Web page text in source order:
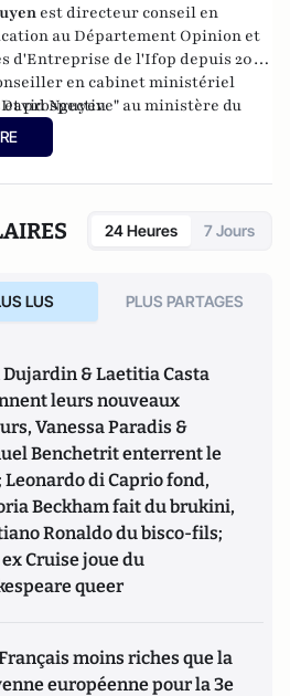
est directeur conseil en
au Département Opinion et
d'Entreprise de l'Ifop depuis 2017.
en cabinet ministériel
et prospective" au ministère du
2017) et au ministère de
(2015-2016). David Nguyen a
diplômé de Sciences-Po Paris.
David Nguyen
24 Heures 7 Jours
LUS PLUS PARTAGES
Dujardin & Laetitia Casta
leurs nouveaux
Vanessa Paradis &
Benchetrit enterrent le
Leonardo di Caprio fond,
Beckham fait du brukini,
Ronaldo du bisco-fils;
Cruise joue du
queer
moins riches que la
européenne pour la 3e